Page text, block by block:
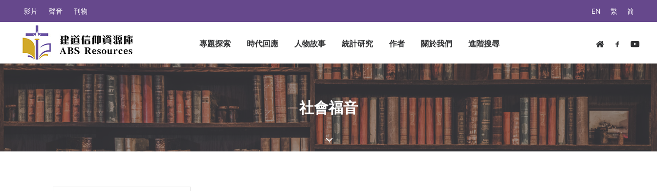
EN 繁 简
影片 聲音 刊物
專題探索 時代回應 人物故事 統計研究 作者 關於我們 進階搜尋
社會福音